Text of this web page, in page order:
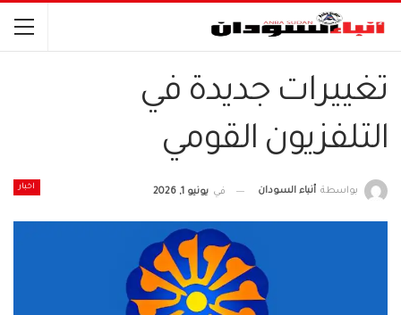
تغييرات جديدة في
التلفزيون القومي
اخبار بواسطة أنباء السودان في يونيو 1, 2026